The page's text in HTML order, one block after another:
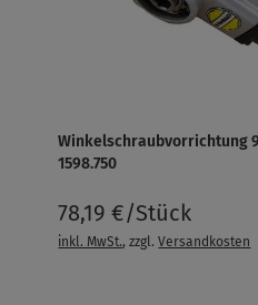
Winkelschraubvorrichtung
1598.750
78,19 €/Stück
inkl. MwSt., zzgl.Versandkosten